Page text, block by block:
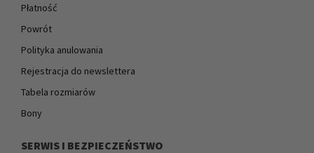
Płatność
Powrót
Polityka anulowania
Rejestracja do newslettera
Tabela rozmiarów
Bony
SERWIS I BEZPIECZEŃSTWO